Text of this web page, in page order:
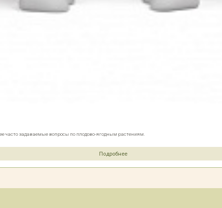
часто задаваемые вопросы по плодово-ягодным растениям.
Подробнее